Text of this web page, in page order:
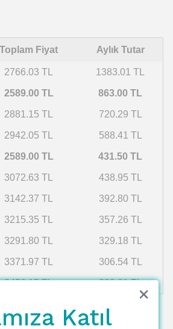
Toplam Fiyat Aylık Tutar
2766.03 TL 1383.01 TL
2589.00 TL 863.00 TL
2881.15 TL 720.29 TL
2942.05 TL 588.41 TL
2589.00 TL 431.50 TL
3072.63 TL 438.95 TL
3142.37 TL 392.80 TL
3215.35 TL 357.26 TL
3291.80 TL 329.18 TL
3371.97 TL 306.54 TL
3456.15 TL 288.01 TL
Katıl